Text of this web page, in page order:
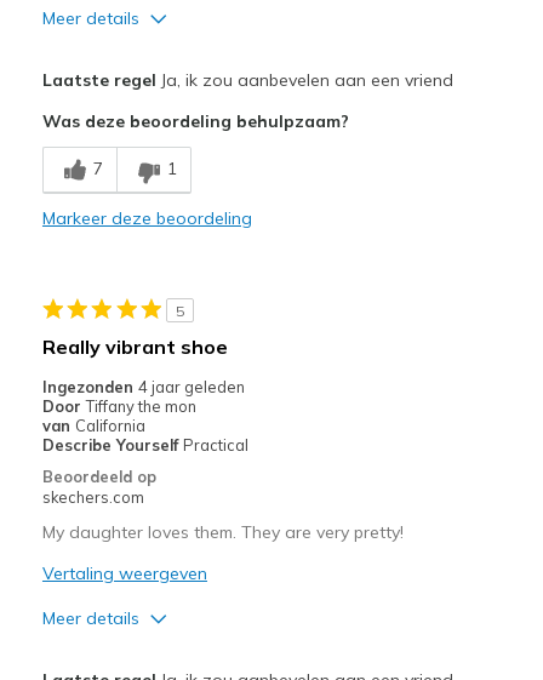
Meer details
Beste toepassingen
Casual Wear
View On Shoes
Shoes are for Wearing
Laatste regel Ja, ik zou aanbevelen aan een vriend
Was deze beoordeling behulpzaam?
7 1
Markeer deze beoordeling
5
Really vibrant shoe
Ingezonden 4 jaar geleden
Door Tiffany the mon
van California
Describe Yourself Practical
Beoordeeld op
skechers.com
My daughter loves them. They are very pretty!
Vertaling weergeven
Meer details